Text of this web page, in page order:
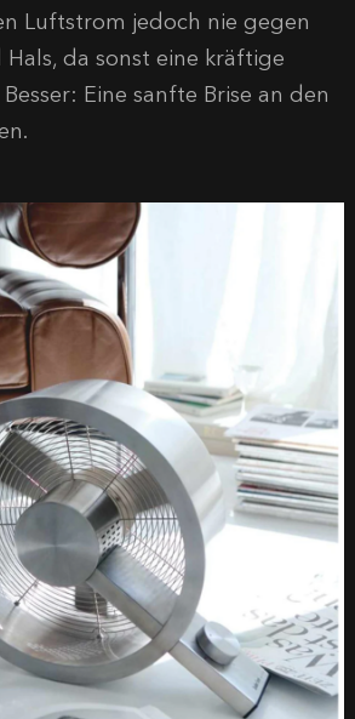
Luftstrom jedoch nie gegen
da sonst eine kräftige
Eine sanfte Brise an den